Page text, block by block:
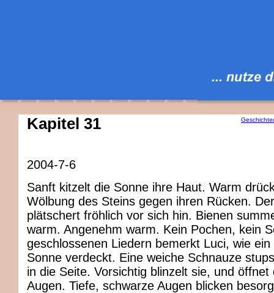
Kapitel 31
2004-7-6
Sanft kitzelt die Sonne ihre Haut. Warm
Wölbung des Steins gegen ihren Rücken.
plätschert fröhlich vor sich hin. Bienen
warm. Angenehm warm. Kein Pochen, kein
geschlossenen Liedern bemerkt Luci, wie
Sonne verdeckt. Eine weiche Schnauze
in die Seite. Vorsichtig blinzelt sie, und öffnet
Augen. Tiefe, schwarze Augen blicken